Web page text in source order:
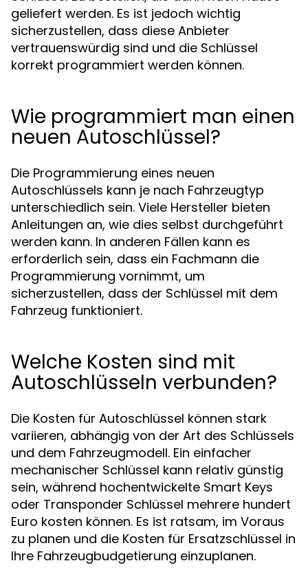
geliefert werden. Es ist jedoch wichtig
sicherzustellen, dass diese Anbieter
vertrauenswürdig sind und die Schlüssel
korrekt programmiert werden können.
Wie programmiert man einen
neuen Autoschlüssel?
Die Programmierung eines neuen
Autoschlüssels kann je nach Fahrzeugtyp
unterschiedlich sein. Viele Hersteller bieten
Anleitungen an, wie dies selbst durchgeführt
werden kann. In anderen Fällen kann es
erforderlich sein, dass ein Fachmann die
Programmierung vornimmt, um
sicherzustellen, dass der Schlüssel mit dem
Fahrzeug funktioniert.
Welche Kosten sind mit
Autoschlüsseln verbunden?
Die Kosten für Autoschlüssel können stark
variieren, abhängig von der Art des Schlüssels
und dem Fahrzeugmodell. Ein einfacher
mechanischer Schlüssel kann relativ günstig
sein, während hochentwickelte Smart Keys
oder Transponder Schlüssel mehrere hundert
Euro kosten können. Es ist ratsam, im Voraus
zu planen und die Kosten für Ersatzschlüssel in
Ihre Fahrzeugbudgetierung einzuplanen.